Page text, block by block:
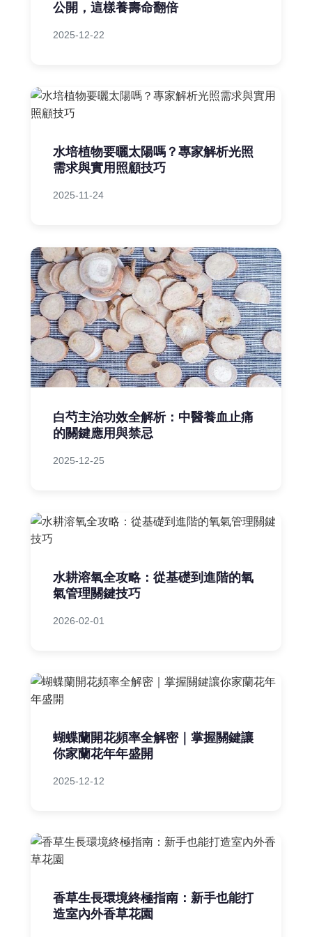
公開，這樣養壽命翻倍
2025-12-22
水培植物要曬太陽嗎？專家解析光照
需求與實用照顧技巧
2025-11-24
白芍主治功效全解析：中醫養血止痛
的關鍵應用與禁忌
2025-12-25
水耕溶氧全攻略：從基礎到進階的氧
氣管理關鍵技巧
2026-02-01
蝴蝶蘭開花頻率全解密｜掌握關鍵讓
你家蘭花年年盛開
2025-12-12
香草生長環境終極指南：新手也能打
造室內外香草花園